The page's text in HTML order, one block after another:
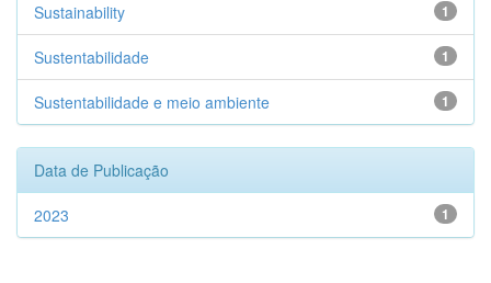
1
Sustainability
1
Sustentabilidade
1
Sustentabilidade e meio ambiente
Data de Publicação
1
2023